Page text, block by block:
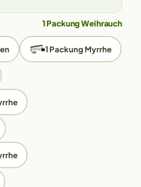
1 Packung Weihrauch
1 Packung Myrrhe